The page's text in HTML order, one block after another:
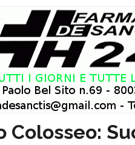
Colosseo: